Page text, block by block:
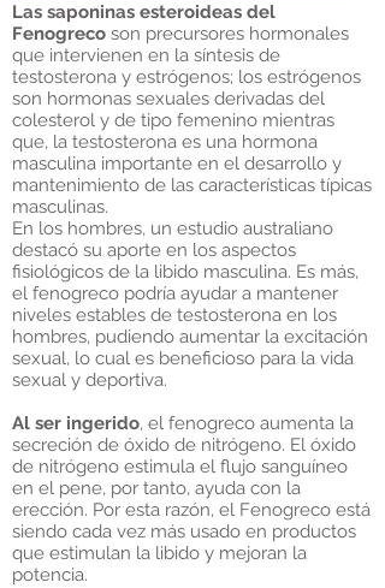
Las saponinas esteroideas del
Fenogreco son precursores hormonales
que intervienen en la síntesis de
testosterona y estrógenos; los estrógenos
son hormonas sexuales derivadas del
colesterol y de tipo femenino mientras
que, la testosterona es una hormona
masculina importante en el desarrollo y
mantenimiento de las características típicas
masculinas.
En los hombres, un estudio australiano
destacó su aporte en los aspectos
fisiológicos de la libido masculina. Es más,
el fenogreco podría ayudar a mantener
niveles estables de testosterona en los
hombres, pudiendo aumentar la excitación
sexual, lo cual es beneficioso para la vida
sexual y deportiva.
Al ser ingerido, el fenogreco aumenta la
secreción de óxido de nitrógeno. El óxido
de nitrógeno estimula el flujo sanguíneo
en el pene, por tanto, ayuda con la
erección. Por esta razón, el Fenogreco está
siendo cada vez más usado en productos
que estimulan la libido y mejoran la
potencia.